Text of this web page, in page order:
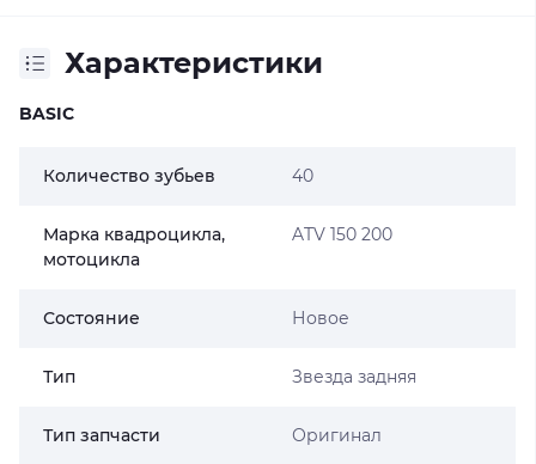
Характеристики
BASIC
Количество зубьев 40
Марка квадроцикла,
мотоцикла
ATV 150 200
Состояние Новое
Тип Звезда задняя
Тип запчасти Оригинал